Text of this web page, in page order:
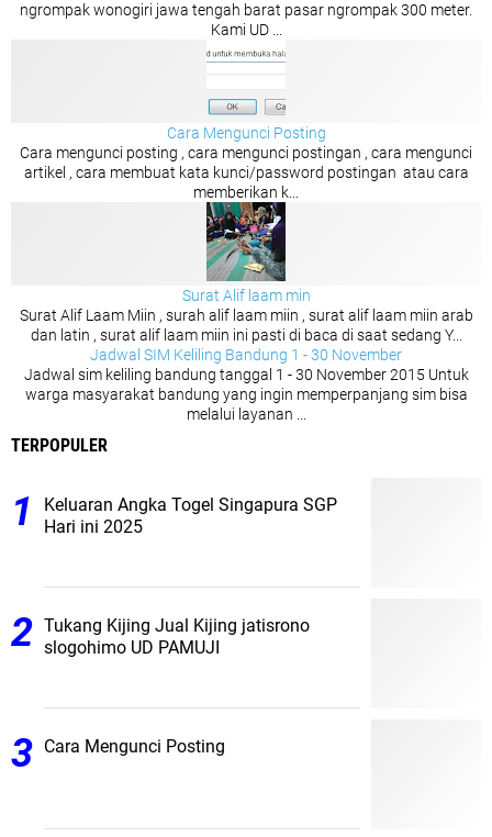
ngrompak wonogiri jawa tengah barat pasar ngrompak 300 meter.
Kami UD ...
Cara Mengunci Posting
Cara mengunci posting , cara mengunci postingan , cara mengunci
artikel , cara membuat kata kunci/password postingan atau cara
memberikan k...
Surat Alif laam min
Surat Alif Laam Miin , surah alif laam miin , surat alif laam miin arab
dan latin , surat alif laam miin ini pasti di baca di saat sedang Y...
Jadwal SIM Keliling Bandung 1 - 30 November
Jadwal sim keliling bandung tanggal 1 - 30 November 2015 Untuk
warga masyarakat bandung yang ingin memperpanjang sim bisa
melalui layanan ...
TERPOPULER
Keluaran Angka Togel Singapura SGP
Hari ini 2025
Tukang Kijing Jual Kijing jatisrono
slogohimo UD PAMUJI
Cara Mengunci Posting